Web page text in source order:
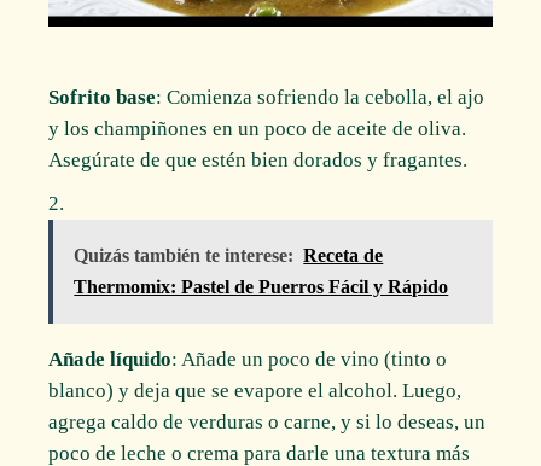
Sofrito base: Comienza sofriendo la cebolla, el ajo
y los champiñones en un poco de aceite de oliva.
Asegúrate de que estén bien dorados y fragantes.
Quizás también te interese: Receta de
Thermomix: Pastel de Puerros Fácil y Rápido
Añade líquido: Añade un poco de vino (tinto o
blanco) y deja que se evapore el alcohol. Luego,
agrega caldo de verduras o carne, y si lo deseas, un
poco de leche o crema para darle una textura más